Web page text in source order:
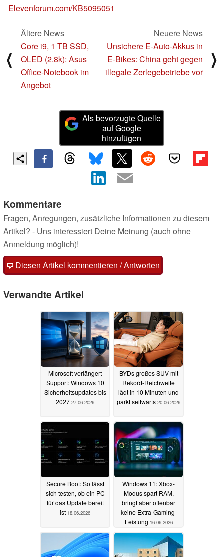
Elevenforum.com/KB5095051
⟨
Ältere News
Core i9, 1 TB SSD,
OLED (2.8k): Asus
Office-Notebook im
Angebot
Neuere News
Unsichere E-Auto-Akkus in
E-Bikes: China geht gegen
illegale Zerlegebetriebe vor
⟩
Als bevorzugte Quelle
auf Google
hinzufügen
Kommentare
Fragen, Anregungen, zusätzliche Informationen zu diesem
Artikel? - Uns interessiert Deine Meinung (auch ohne
Anmeldung möglich)!
Diesen Artikel kommentieren / Antworten
Verwandte Artikel
Microsoft verlängert
Support: Windows 10
Sicherheitsupdates bis
2027 27.06.2026
BYDs großes SUV mit
Rekord-Reichweite
lädt in 10 Minuten und
parkt seitwärts 20.06.2026
Secure Boot: So lässt
sich testen, ob ein PC
für das Update bereit
ist 18.06.2026
Windows 11: Xbox-
Modus spart RAM,
bringt aber offenbar
keine Extra-Gaming-
Leistung 16.06.2026